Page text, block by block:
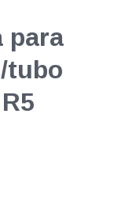
para
tubo